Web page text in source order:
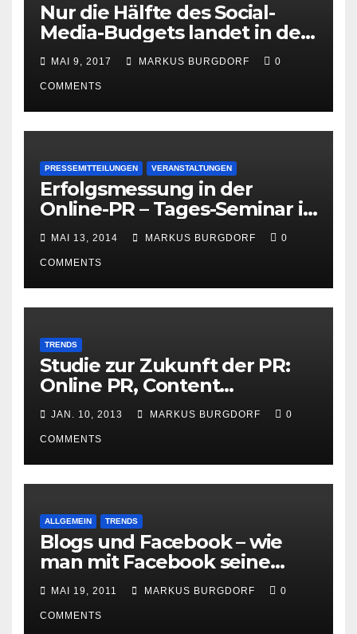
Nur die Hälfte des Social-
Media-Budgets landet in der
PRMAI 9, 2017 MARKUS BURGDORF 0
COMMENTS
PRESSEMITTEILUNGEN VERANSTALTUNGEN
Erfolgsmessung in der
Online-PR – Tages-Seminar in
Hamburg am 23. Juni 2014
MAI 13, 2014 MARKUS BURGDORF 0
COMMENTS
TRENDS
Studie zur Zukunft der PR:
Online PR, Content
Marketing und Social Media
gewinnen
JAN. 10, 2013 MARKUS BURGDORF 0
COMMENTS
ALLGEMEIN TRENDS
Blogs und Facebook – wie
man mit Facebook seine
Besucher effektiv reduzieren
kann
MAI 19, 2011 MARKUS BURGDORF 0
COMMENTS